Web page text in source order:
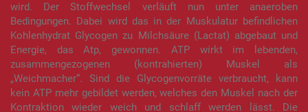
wird. Der Stoffwechsel verläuft nun unter anaeroben
Bedingungen. Dabei wird das in der Muskulatur befindlichen
Kohlenhydrat Glycogen zu Milchsäure (Lactat) abgebaut und
Energie, das Atp, gewonnen. ATP wirkt im lebenden,
zusammengezogenen (kontrahierten) Muskel als
„Weichmacher“. Sind die Glycogenvorräte verbraucht, kann
kein ATP mehr gebildet werden, welches den Muskel nach der
Kontraktion wieder weich und schlaff werden lässt. Die